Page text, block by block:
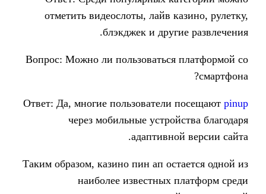
отметить видеослоты, лайв
блэкджек и
Вопрос: Можно ли
Ответ: Да, многие
через мобильные
Таким образом, казино пин ап
наиболее известных